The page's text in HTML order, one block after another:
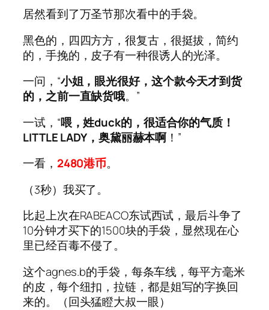
居然看到了万圣节那次看中的手袋。
黑色的，四四方方，很复古，很挺拔，简约
的，手挽的，皮子有一种很诱人的光泽。
一问，“小姐，眼光很好，这个款今天才到货
的，之前一直缺货哦。”
一试，“喂，姓duck的，很适合你的气质！
LITTLE LADY，奥黛丽赫本啊 ！”
一看， 2480港币。
（3秒）我买了。
比起上次在RABEACO东试西试，最后斗争了
10分钟才买下的1500块的手袋，显然现在心
里已经百毒不侵了。
这个agnes.b的手袋，每条车线，每平方毫米
的皮，每个纽扣，拉链，都是姐写的字换回
来的。（回头猛瞪大叔一眼）